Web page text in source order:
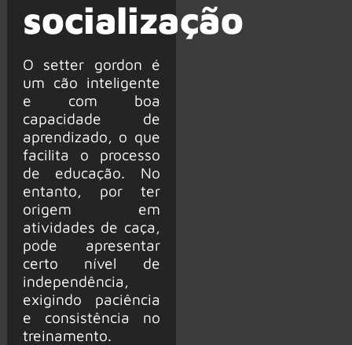
socialização
O setter gordon é
um cão inteligente
e com boa
capacidade de
aprendizado, o que
facilita o processo
de educação. No
entanto, por ter
origem em
atividades de caça,
pode apresentar
certo nível de
independência,
exigindo paciência
e consistência no
treinamento.